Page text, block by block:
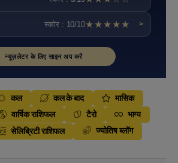
स्कोर : 10/10★★★★★ >
न्यूज़लेटर के लिए साइन अप करें
कल कल के बाद
मासिक
वार्षिक राशिफल टैरो
भाग्य
सेलिब्रिटी राशिफल ज्योतिष ब्लॉग